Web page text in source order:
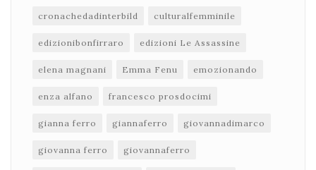
cronachedadinterbild culturalfemminile
edizionibonfirraro edizioni Le Assassine
elena magnani Emma Fenu emozionando
enza alfano francesco prosdocimi
gianna ferro giannaferro giovannadimarco
giovanna ferro giovannaferro